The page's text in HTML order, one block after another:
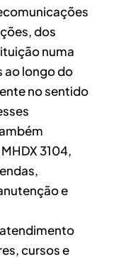
dos
numa
ao longo do
no sentido
3104,
e
cursos e